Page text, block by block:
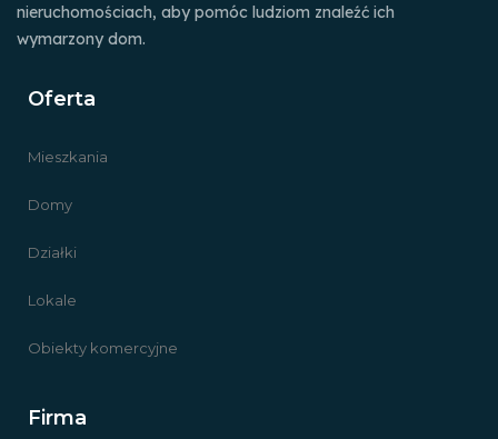
nieruchomościach, aby pomóc ludziom znaleźć ich
wymarzony dom.
Oferta
Mieszkania
Domy
Działki
Lokale
Obiekty komercyjne
Firma